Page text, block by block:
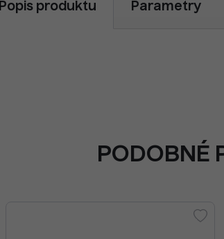
Popis produktu Parametry
PODOBNÉ